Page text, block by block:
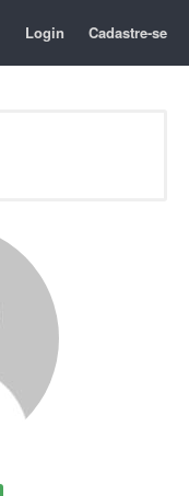
Login Cadastre-se